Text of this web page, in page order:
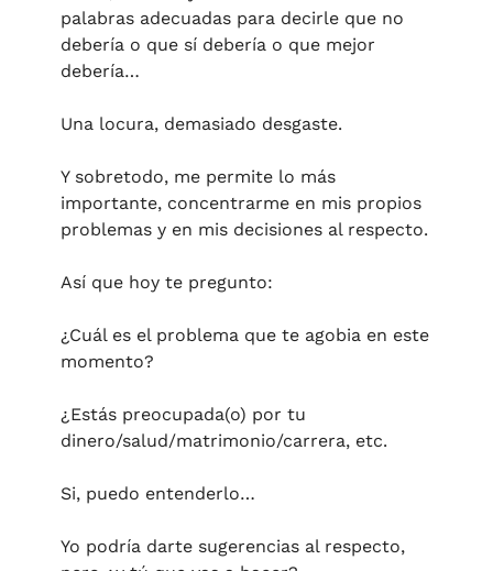
palabras adecuadas para decirle que no
debería o que sí debería o que mejor
debería…
Una locura, demasiado desgaste.
Y sobretodo, me permite lo más
importante, concentrarme en mis propios
Así que hoy te pregunto:
¿Cuál es el problema que te agobia en este
momento?
¿Estás preocupada(o) por tu
dinero/salud/matrimonio/carrera, etc.
Si, puedo entenderlo…
Yo podría darte sugerencias al respecto,